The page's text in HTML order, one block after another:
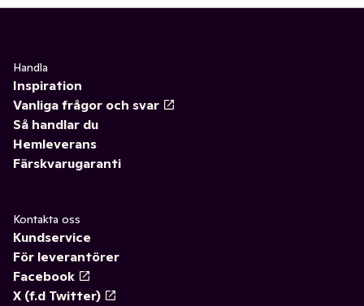
Handla
Inspiration
Vanliga frågor och svar
Så handlar du
Hemleverans
Färskvarugaranti
Kontakta oss
Kundservice
För leverantörer
Facebook
X (f.d Twitter)